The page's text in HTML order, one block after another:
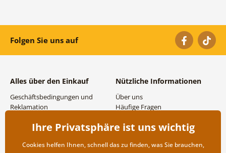
Folgen Sie uns auf
Alles über den Einkauf
Geschäftsbedingungen und
Reklamation
Versand- und
Rücksendung der Ware
Nützliche Informationen
Über uns
Häufige Fragen
Großhandel und
Ihre Privatsphäre ist uns wichtig
Cookies helfen Ihnen, schnell das zu finden, was Sie brauchen,